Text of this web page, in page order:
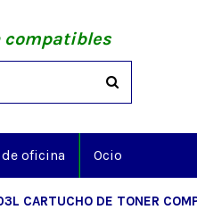
compatibles
oficina Ocio
CARTUCHO DE TONER